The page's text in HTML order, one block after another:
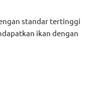
standar tertinggi
ikan dengan